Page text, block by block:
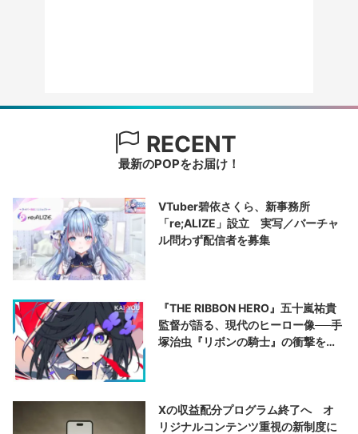
RECENT
最新のPOPをお届け！
VTuber碧依さくら、新事務所
「re;ALIZE」設立 実写／バーチャ
ル問わず配信者を募集
『THE RIBBON HERO』五十嵐祐貴
監督が語る、現代のヒーロー像──手
塚治虫『リボンの騎士』の衝撃を再
Xの収益配分プログラム終了へ オ
リジナルコンテンツ重視の新制度に